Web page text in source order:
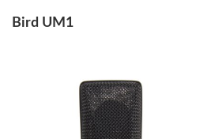
Bird UM1